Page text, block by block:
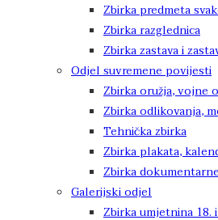
Zbirka predmeta
Zbirka razglednica
Zbirka zastava i
Odjel suvremene povijesti
Zbirka oružja, vojne
Zbirka odlikovanja,
Tehnička zbirka
Zbirka plakata,
Zbirka
Galerijski odjel
Zbirka umjetnina 18.